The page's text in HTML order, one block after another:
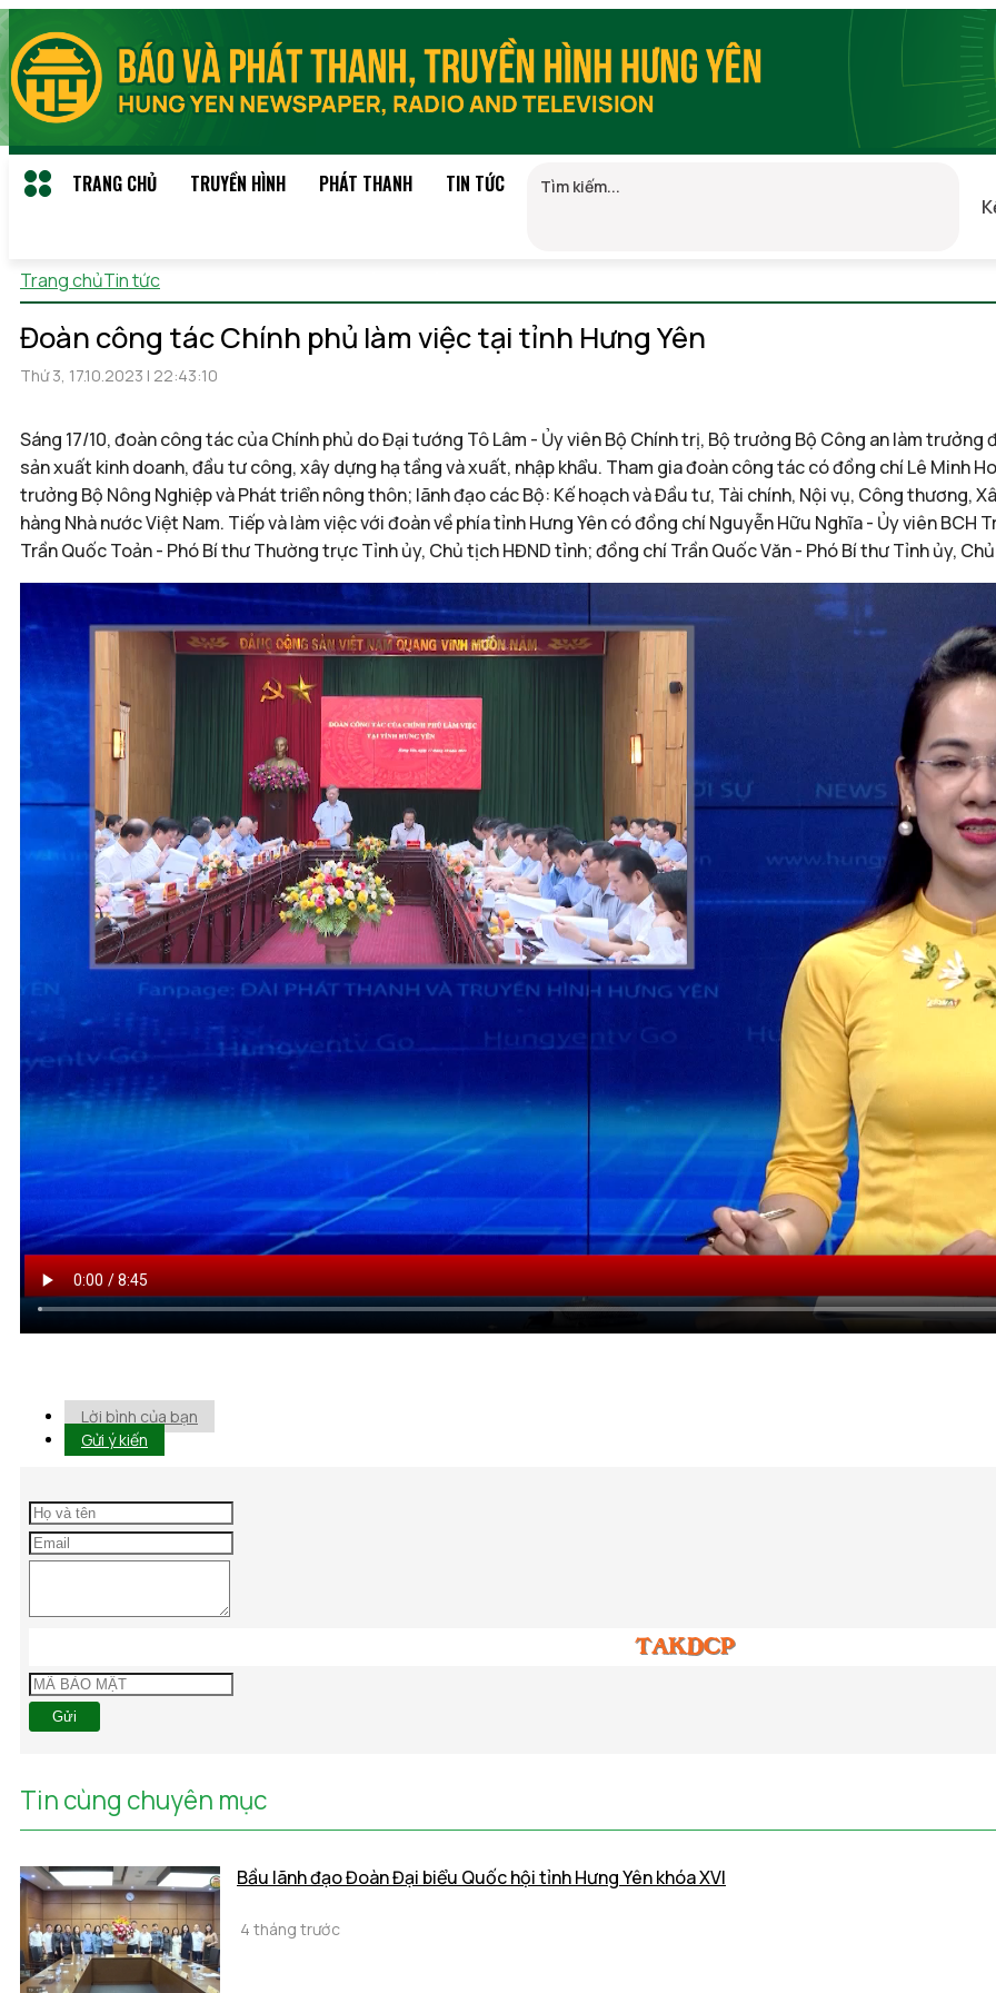
TRANG CHỦ TRUYỀN HÌNH PHÁT THANH TIN TỨC
Trang chủTin tức
Đoàn công tác Chính phủ làm việc tại tỉnh Hưng Yên
Thứ 3, 17.10.2023 | 22:43:10
Sáng 17/10, đoàn công tác của Chính phủ do Đại tướng Tô Lâm - Ủy viên Bộ Chính trị, Bộ trưởng Bộ Công an làm trưởng
sản xuất kinh doanh, đầu tư công, xây dựng hạ tầng và xuất, nhập khẩu. Tham gia đoàn công tác có đồng chí Lê Minh
trưởng Bộ Nông Nghiệp và Phát triển nông thôn; lãnh đạo các Bộ: Kế hoạch và Đầu tư, Tài chính, Nội vụ, Công thương,
hàng Nhà nước Việt Nam. Tiếp và làm việc với đoàn về phía tỉnh Hưng Yên có đồng chí Nguyễn Hữu Nghĩa - Ủy viên
Trần Quốc Toản - Phó Bí thư Thường trực Tỉnh ủy, Chủ tịch HĐND tỉnh; đồng chí Trần Quốc Văn - Phó Bí thư Tỉnh ủy,
Lời bình của bạn
Gửi ý kiến
Gửi
Tin cùng chuyên mục
Bầu lãnh đạo Đoàn Đại biểu Quốc hội tỉnh Hưng Yên khóa XVI
4 tháng trước